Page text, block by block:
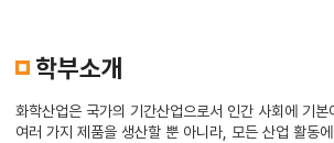
학부소개
화학산업은 국가의 기간산업으로서 인간 사회에 기
여러 가지 제품을 생산할 뿐 아니라, 모든 산업 활동